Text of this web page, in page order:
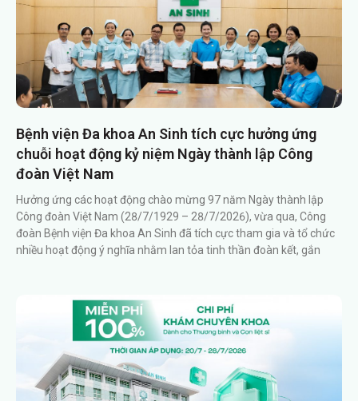
Bệnh viện Đa khoa An Sinh tích cực hưởng ứng
chuỗi hoạt động kỷ niệm Ngày thành lập Công
đoàn Việt Nam
Hưởng ứng các hoạt động chào mừng 97 năm Ngày thành lập
Công đoàn Việt Nam (28/7/1929 – 28/7/2026), vừa qua, Công
đoàn Bệnh viện Đa khoa An Sinh đã tích cực tham gia và tổ chức
nhiều hoạt động ý nghĩa nhằm lan tỏa tinh thần đoàn kết, gắn